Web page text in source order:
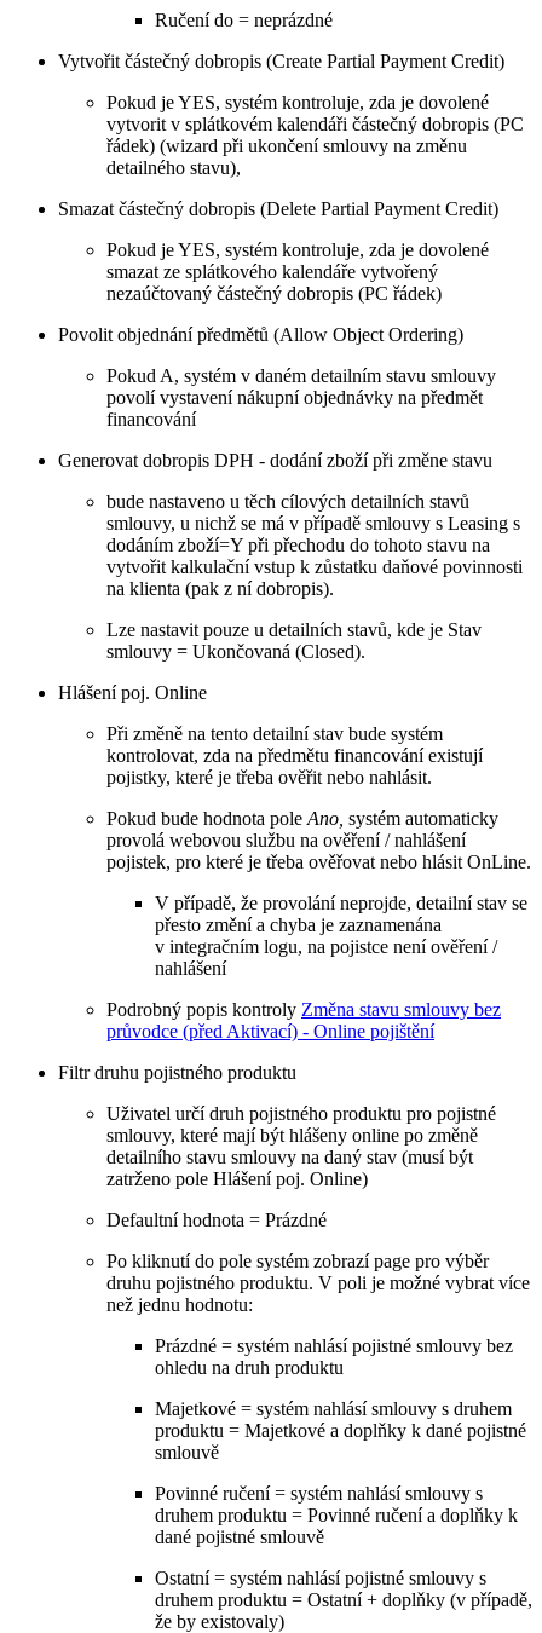
Ručení do = neprázdné
Vytvořit částečný dobropis (Create Partial Payment Credit)
Pokud je YES, systém kontroluje, zda je dovolené
vytvorit v splátkovém kalendáři částečný dobropis (PC
řádek) (wizard při ukončení smlouvy na změnu
detailného stavu),
Smazat částečný dobropis (Delete Partial Payment Credit)
Pokud je YES, systém kontroluje, zda je dovolené
smazat ze splátkového kalendáře vytvořený
nezaúčtovaný částečný dobropis (PC řádek)
Povolit objednání předmětů (Allow Object Ordering)
Pokud A, systém v daném detailním stavu smlouvy
povolí vystavení nákupní objednávky na předmět
financování
Generovat dobropis DPH - dodání zboží při změne stavu
bude nastaveno u těch cílových detailních stavů
smlouvy, u nichž se má v případě smlouvy s Leasing s
dodáním zboží=Y při přechodu do tohoto stavu na
vytvořit kalkulační vstup k zůstatku daňové povinnosti
na klienta (pak z ní dobropis).
Lze nastavit pouze u detailních stavů, kde je Stav
smlouvy = Ukončovaná (Closed).
Hlášení poj. Online
Při změně na tento detailní stav bude systém
kontrolovat, zda na předmětu financování existují
pojistky, které je třeba ověřit nebo nahlásit.
Pokud bude hodnota pole Ano, systém automaticky
provolá webovou službu na ověření / nahlášení
pojistek, pro které je třeba ověřovat nebo hlásit OnLine.
V případě, že provolání neprojde, detailní stav se
přesto změní a chyba je zaznamenána
v integračním logu, na pojistce není ověření /
nahlášení
Podrobný popis kontroly Změna stavu smlouvy bez
průvodce (před Aktivací) - Online pojištění
Filtr druhu pojistného produktu
Uživatel určí druh pojistného produktu pro pojistné
smlouvy, které mají být hlášeny online po změně
detailního stavu smlouvy na daný stav (musí být
zatrženo pole Hlášení poj. Online)
Defaultní hodnota = Prázdné
Po kliknutí do pole systém zobrazí page pro výběr
druhu pojistného produktu. V poli je možné vybrat více
než jednu hodnotu:
Prázdné = systém nahlásí pojistné smlouvy bez
ohledu na druh produktu
Majetkové = systém nahlásí smlouvy s druhem
produktu = Majetkové a doplňky k dané pojistné
smlouvě
Povinné ručení = systém nahlásí smlouvy s
druhem produktu = Povinné ručení a doplňky k
dané pojistné smlouvě
Ostatní = systém nahlásí pojistné smlouvy s
druhem produktu = Ostatní + doplňky (v případě,
že by existovaly)